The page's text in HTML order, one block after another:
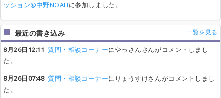
ッション@中野NOAHに参加しました。
最近の書き込み 一覧を見る
8月26日12:11 質問・相談コーナーにやっさんさんがコメントしまし
た。
8月26日07:48 質問・相談コーナーにりょうすけさんがコメントしまし
た。